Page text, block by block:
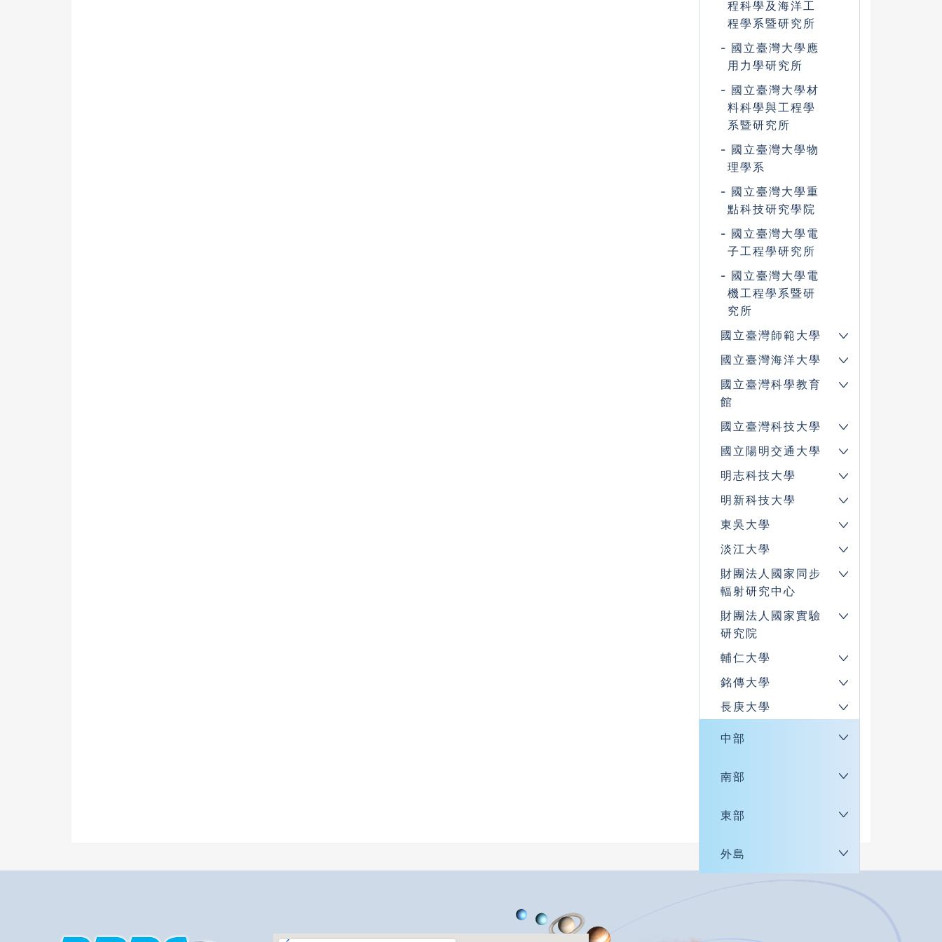
程科學及海洋工
程學系暨研究所
國立臺灣大學應
用力學研究所
國立臺灣大學材
料科學與工程學
系暨研究所
國立臺灣大學物
理學系
國立臺灣大學重
點科技研究學院
國立臺灣大學電
子工程學研究所
國立臺灣大學電
機工程學系暨研
究所
國立臺灣師範大學
國立臺灣海洋大學
國立臺灣科學教育
館
國立臺灣科技大學
國立陽明交通大學
明志科技大學
明新科技大學
東吳大學
淡江大學
財團法人國家同步
輻射研究中心
財團法人國家實驗
研究院
輔仁大學
銘傳大學
長庚大學
中部
南部
東部
外島